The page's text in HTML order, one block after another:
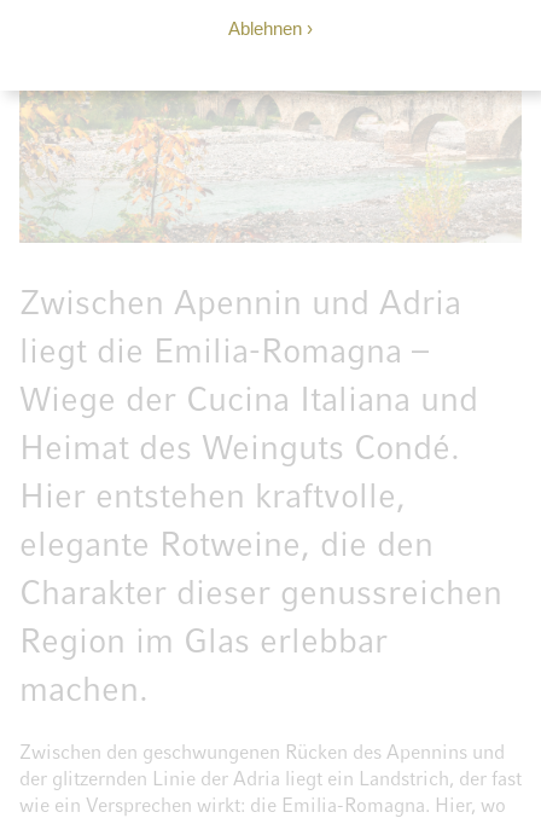
Ablehnen
Zwischen Apennin und Adria
liegt die Emilia-Romagna –
Wiege der Cucina Italiana und
Heimat des Weinguts Condé.
Hier entstehen kraftvolle,
elegante Rotweine, die den
Charakter dieser genussreichen
Region im Glas erlebbar
machen.
Zwischen den geschwungenen Rücken des Apennins und
der glitzernden Linie der Adria liegt ein Landstrich, der fast
wie ein Versprechen wirkt: die Emilia-Romagna. Hier, wo